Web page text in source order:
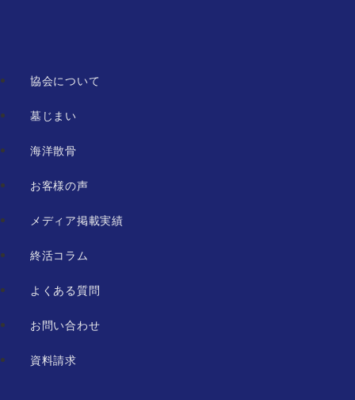
協会について
墓じまい
海洋散骨
お客様の声
メディア掲載実績
終活コラム
よくある質問
お問い合わせ
資料請求